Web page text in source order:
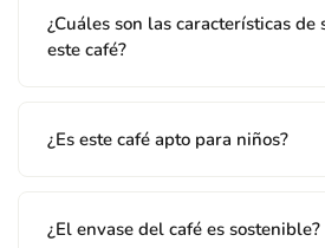
¿Cuáles son las características
este café?
¿Es este café apto para niños?
¿El envase del café es sostenible?